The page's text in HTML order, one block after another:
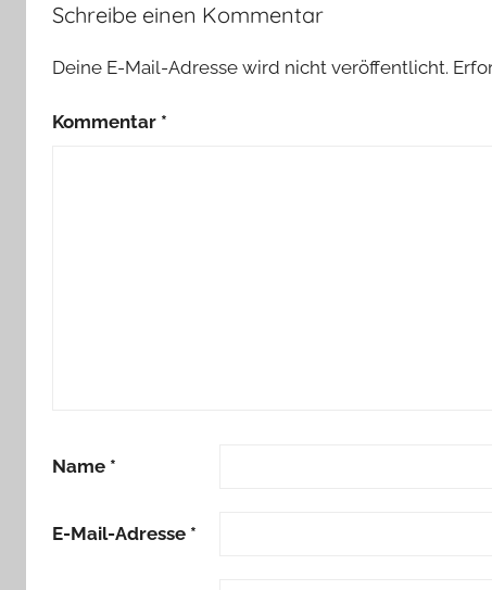
Schreibe einen Kommentar
Deine E-Mail-Adresse wird nicht veröffentlicht.
Kommentar *
Name *
E-Mail-Adresse *